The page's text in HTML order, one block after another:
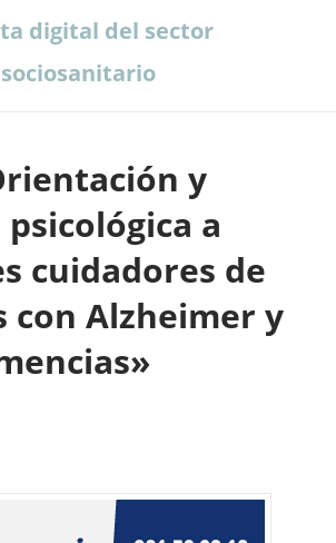
digital del sector
sociosanitario
y
a
cuidadores de
con Alzheimer y